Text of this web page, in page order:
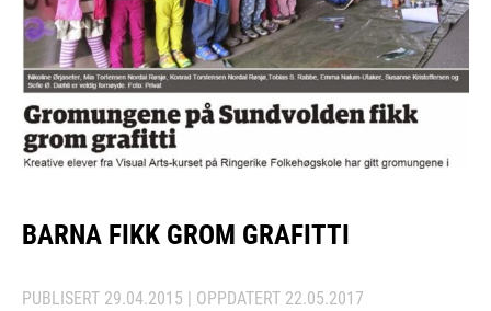
BARNA FIKK GROM GRAFITTI
PUBLISERT 29.04.2015 | OPPDATERT 22.05.2017